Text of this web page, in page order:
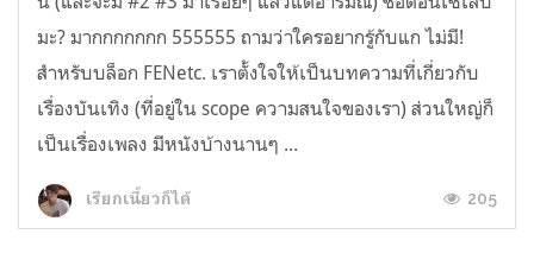
มะ? มากกกกกกก 555555 ถามว่าใครอยากรู้กับแก ไม่มี!
สำหรับบล็อก FENetc. เราตั้งใจให้เป็นบทความที่เกี่ยวกับ
เรื่องบันเทิง (ที่อยู่ใน scope ความสนใจของเรา) ส่วนใหญ่ก็
เป็นเรื่องเพลง มีหนังบ้างนานๆ ...
เรียกเนี้ยวก็ได้ 205